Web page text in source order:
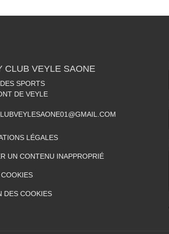
CLUB VEYLE SAONE
SPORTS
DE VEYLE
LÉGALES
UN CONTENU INAPPROPRIÉ
DES COOKIES